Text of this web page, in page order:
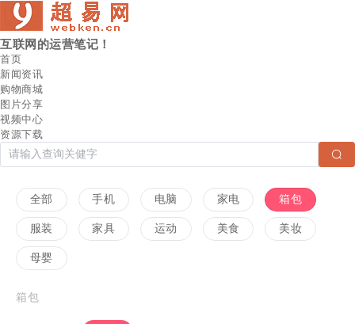
互联网的运营笔记！
首页
新闻资讯
购物商城
图片分享
视频中心
资源下载
全部 手机 电脑 家电 箱包
服装 家具 运动 美食 美妆
母婴
箱包